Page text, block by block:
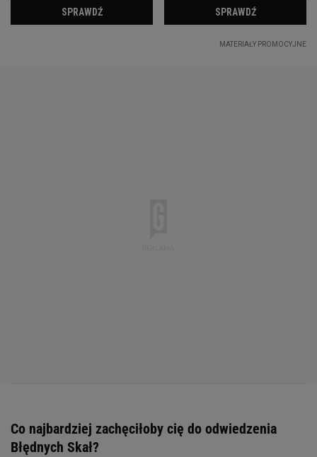
Co najbardziej zachęciłoby cię do odwiedzenia
Błędnych Skał?